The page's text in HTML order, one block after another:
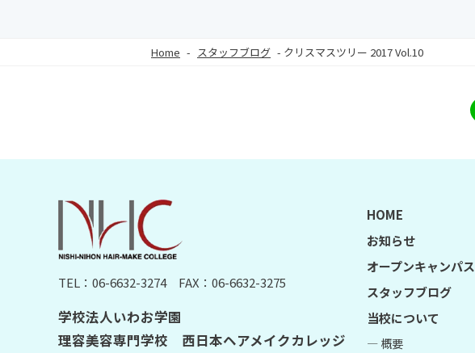
Home - スタッフブログ - クリスマスツリー 2017 Vol.10
TEL：06-6632-3274FAX：06-6632-3275
学校法人いわお学園
理容美容専門学校 西日本ヘアメイクカレッジ
HOME
お知らせ
オープンキャンパス
スタッフブログ
当校について
― 概要